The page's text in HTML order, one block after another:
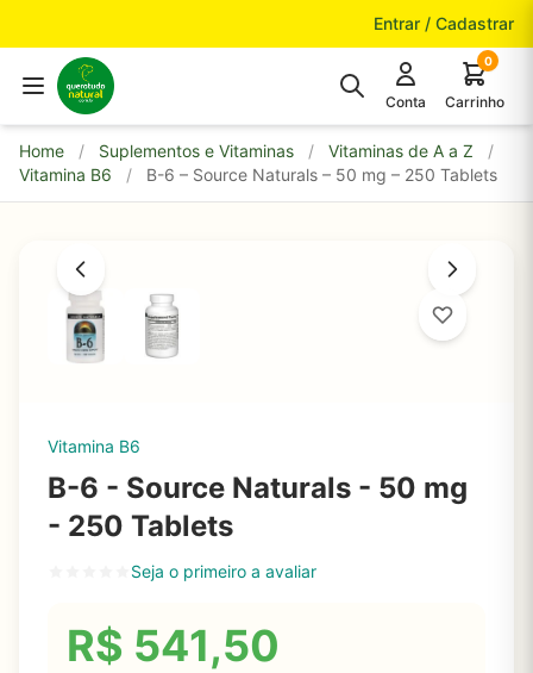
Entrar / Cadastrar
Conta
0
Carrinho
Home / Suplementos e Vitaminas / Vitaminas de A a Z
/
Vitamina B6
/ B-6 – Source Naturals – 50 mg – 250 Tablets
Vitamina B6
B-6 - Source Naturals - 50 mg
- 250 Tablets
Seja o primeiro a avaliar
R$ 541,50